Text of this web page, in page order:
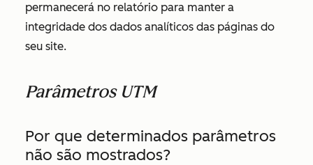
permanecerá no relatório para manter a
integridade dos dados analíticos das páginas do
seu site.
Parâmetros UTM
Por que determinados parâmetros
não são mostrados?